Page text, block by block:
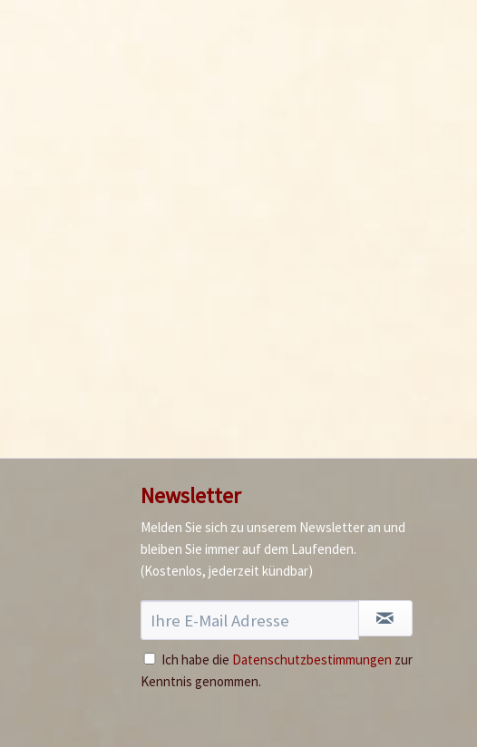
Newsletter
Melden Sie sich zu unserem Newsletter an und
bleiben Sie immer auf dem Laufenden.
(Kostenlos, jederzeit kündbar)
Ich habe die Datenschutzbestimmungen zur
Kenntnis genommen.